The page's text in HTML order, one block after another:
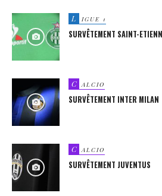
L IGUE 1
SURVÊTEMENT SAINT-
C ALCIO
SURVÊTEMENT INTER MILAN
C ALCIO
SURVÊTEMENT JUVENTUS